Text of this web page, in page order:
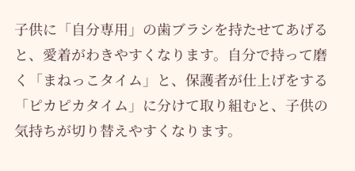
子供に「自分専用」の歯ブラシを持たせてあげる
と、愛着がわきやすくなります。自分で持って磨
く「まねっこタイム」と、保護者が仕上げをする
「ピカピカタイム」に分けて取り組むと、子供の
気持ちが切り替えやすくなります。